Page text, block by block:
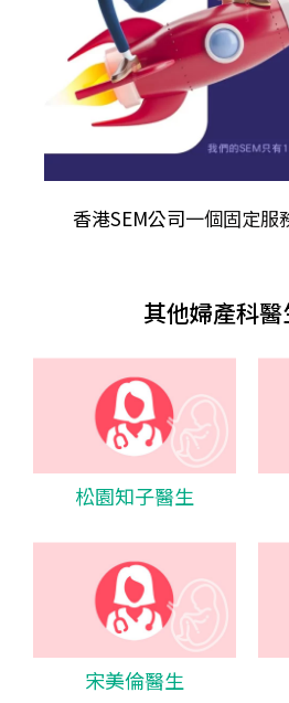
香港SEM公司一個固定服
其他婦產科
松園知子醫生
宋美倫醫生